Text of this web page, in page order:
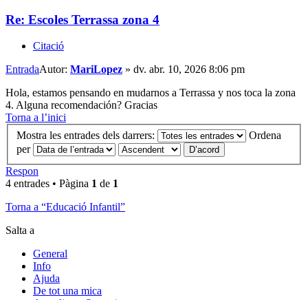
Re: Escoles Terrassa zona 4
Citació
EntradaAutor: MariLopez » dv. abr. 10, 2026 8:06 pm
Hola, estamos pensando en mudarnos a Terrassa y nos toca la zona
4. Alguna recomendación? Gracias
Torna a l’inici
Mostra les entrades dels darrers:
Ordena
per
Respon
4 entrades • Pàgina 1 de 1
Torna a “Educació Infantil”
Salta a
General
Info
Ajuda
De tot una mica